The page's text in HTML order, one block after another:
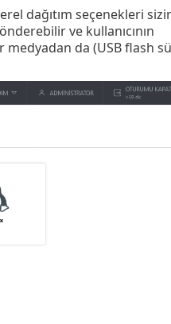
dağıtım seçenekleri
ve kullanıcının
medyadan da (USB flash